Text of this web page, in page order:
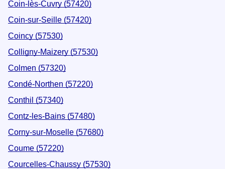
Coin-lès-Cuvry (57420)
Coin-sur-Seille (57420)
Coincy (57530)
Colligny-Maizery (57530)
Colmen (57320)
Condé-Northen (57220)
Conthil (57340)
Contz-les-Bains (57480)
Corny-sur-Moselle (57680)
Coume (57220)
Courcelles-Chaussy (57530)